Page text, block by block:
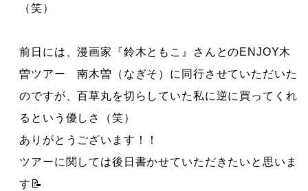
（笑）
前日には、漫画家『鈴木ともこ』さんとのENJOY木
曽ツアー 南木曽（なぎそ）に同行させていただいた
のですが、百草丸を切らしていた私に逆に買ってくれ
るという優しさ（笑）
ありがとうございます！！
ツアーに関しては後日書かせていただきたいと思いま
す📝